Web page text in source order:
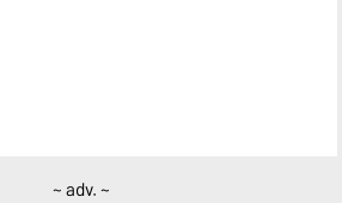
~ adv. ~